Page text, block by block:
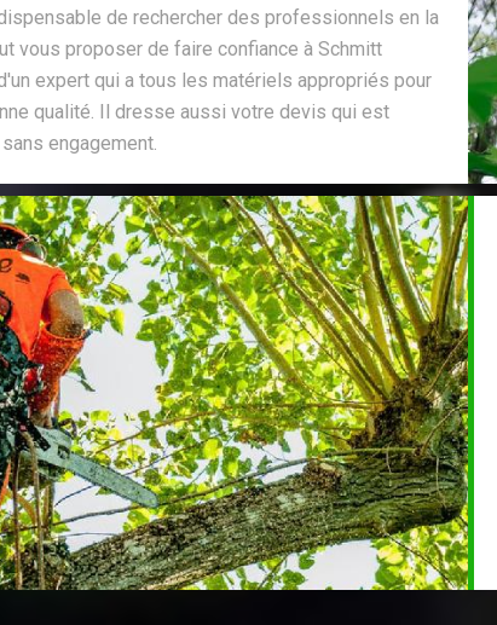
de rechercher des professionnels en la
vous proposer de faire confiance à Schmitt
expert qui a tous les matériels appropriés pour
qualité. Il dresse aussi votre devis qui est
engagement.